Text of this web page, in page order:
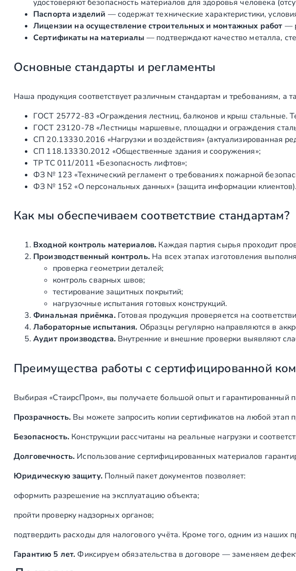
удостоверяют безопасность материалов для здоровья человека
Паспорта изделий — содержат технические характеристики,
Лицензии на осуществление строительных и монтажных работ —
Сертификаты на материалы — подтверждают качество металла,
Основные стандарты и регламенты
Наша продукция соответствует различным стандартам и требованиям, а
ГОСТ 25772‑83 «Ограждения лестниц, балконов и крыш стальные.
ГОСТ 23120‑78 «Лестницы маршевые, площадки и ограждения
СП 20.13330.2016 «Нагрузки и воздействия» (актуализированная
СП 118.13330.2012 «Общественные здания и сооружения»;
ТР ТС 011/2011 «Безопасность лифтов»;
ФЗ № 123 «Технический регламент о требованиях пожарной
ФЗ № 152 «О персональных данных» (защита информации клиентов).
Как мы обеспечиваем соответствие стандартам?
Входной контроль материалов. Каждая партия сырья проходит
Производственный контроль.На всех этапах изготовления
проверка геометрии деталей;
контроль сварных швов;
тестирование защитных покрытий;
нагрузочные испытания готовых конструкций.
Финальная приёмка.Готовая продукция проверяется на
Лабораторные испытания. Образцы регулярно направляются в
Аудит производства.Внутренние и внешние проверки выявляют
Преимущества работы с сертифицированной
Выбирая «СтаирсПром», вы получаете большой опыт и гарантированный
Прозрачность.Вы можете запросить копии сертификатов на любой этап
Безопасность.Конструкции рассчитаны на реальные нагрузки и
Долговечность. Использование сертифицированных материалов
Юридическую защиту.Полный пакет документов позволяет:
оформить разрешение на эксплуатацию объекта;
пройти проверку надзорных органов;
подтвердить расходы для налогового учёта. Кроме того, одним из наших
Гарантию 5 лет. Фиксируем обязательства в договоре — заменяем